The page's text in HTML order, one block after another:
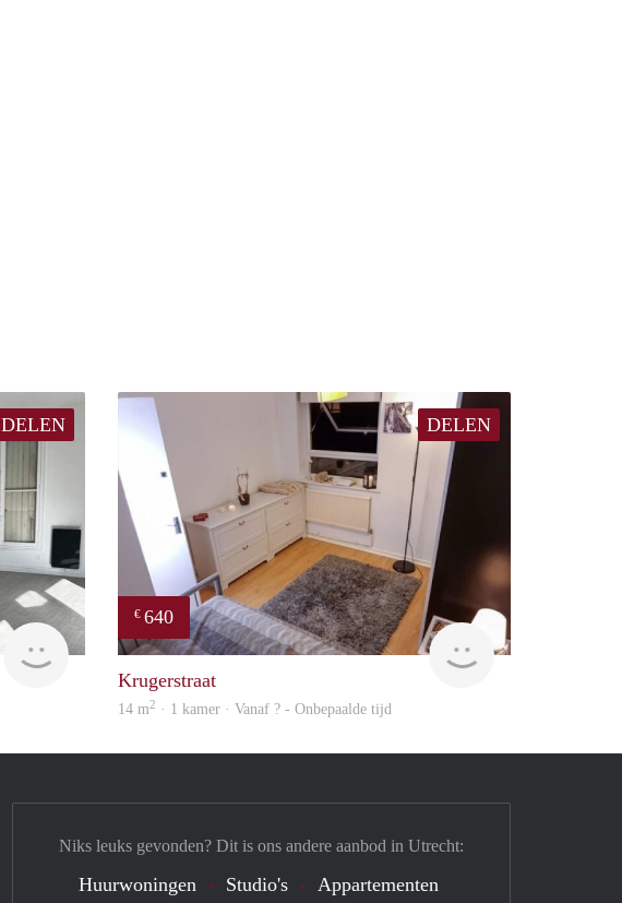
DELEN
finder
DELEN
€ 640
finder
Krugerstraat
14 m2 · 1 kamer · Vanaf ? - Onbepaalde tijd
Niks leuks gevonden? Dit is ons andere aanbod in Utrecht:
Huurwoningen Studio's Appartementen